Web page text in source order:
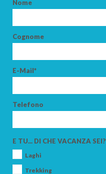
Nome
Cognome
E-Mail*
Telefono
E TU... DI CHE VACANZA SEI?
Laghi
Trekking